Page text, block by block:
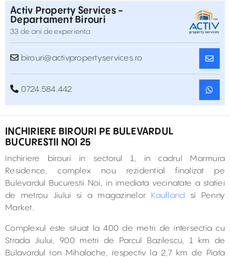
Activ Property Services -
Departament Birouri
33 de ani de experienta
birouri@activpropertyservices.ro
0724.584.442
INCHIRIERE BIROURI PE BULEVARDUL
BUCURESTII NOI 25
Inchiriere birouri in sectorul 1, in cadrul Marmura
Residence, complex nou rezidential finalizat pe
Bulevardul Bucurestii Noi, in imediata vecinatate a statiei
de metrou Jiului si a magazinelor Kaufland si Penny
Market.
Complexul este situat la 400 de metri de intersectia cu
Strada Jiului, 900 metri de Parcul Bazilescu, 1 km de
Bulavardul Ion Mihalache, respectiv la 2,7 km de Piata